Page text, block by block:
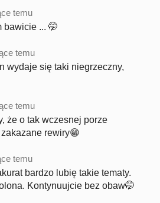
temu
bawicie ... 🤭
temu
wydaje się taki niegrzeczny,
temu
że o tak wczesnej porze
rewiry😁
temu
bardzo lubię takie tematy.
Kontynuujcie bez obaw🤭